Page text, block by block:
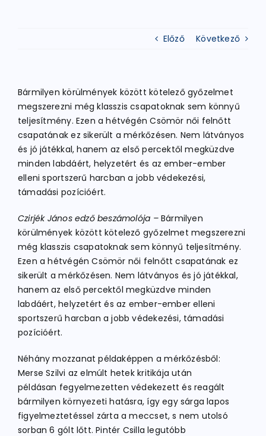
EGYÉB SPORTÁGAK
PÁLYÁK
ELÉRHETŐSÉGEK
TAGDÍJ BEFIZETÉS
Előző Következő
Bármilyen körülmények között kötelező győzelmet
megszerezni még klasszis csapatoknak sem könnyű
teljesítmény. Ezen a hétvégén Csömör női felnőtt
csapatának ez sikerült a mérkőzésen. Nem látványos
és jó játékkal, hanem az első percektől megküzdve
minden labdáért, helyzetért és az ember-ember
elleni sportszerű harcban a jobb védekezési,
támadási pozícióért.
Czirjék János edző beszámolója –Bármilyen
körülmények között kötelező győzelmet megszerezni
még klasszis csapatoknak sem könnyű teljesítmény.
Ezen a hétvégén Csömör női felnőtt csapatának ez
sikerült a mérkőzésen. Nem látványos és jó játékkal,
hanem az első percektől megküzdve minden
labdáért, helyzetért és az ember-ember elleni
sportszerű harcban a jobb védekezési, támadási
pozícióért.
Néhány mozzanat példaképpen a mérkőzésből:
Merse Szilvi az elmúlt hetek kritikája után
példásan fegyelmezetten védekezett és reagált
bármilyen környezeti hatásra, így egy sárga lapos
figyelmeztetéssel zárta a meccset, s nem utolsó
sorban 6 gólt lőtt. Pintér Csilla legutóbb